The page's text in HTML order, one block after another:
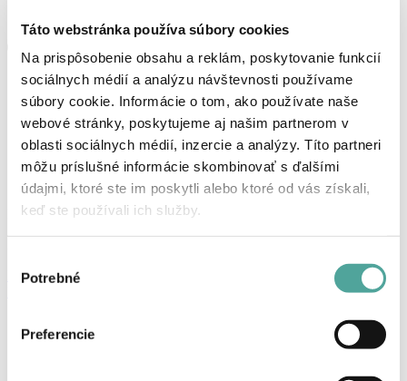
Táto webstránka používa súbory cookies
Na prispôsobenie obsahu a reklám, poskytovanie funkcií
sociálnych médií a analýzu návštevnosti používame
súbory cookie. Informácie o tom, ako používate naše
webové stránky, poskytujeme aj našim partnerom v
oblasti sociálnych médií, inzercie a analýzy. Títo partneri
môžu príslušné informácie skombinovať s ďalšími
údajmi, ktoré ste im poskytli alebo ktoré od vás získali,
keď ste používali ich služby.
súhlasu
Potrebné
Preferencie
Košík
Prihlásenie, alebo registrácia